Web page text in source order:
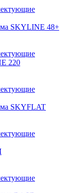
SKYLINE 48+
220
SKYFLAT